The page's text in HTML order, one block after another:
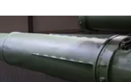
а Трамп
быть Украине?